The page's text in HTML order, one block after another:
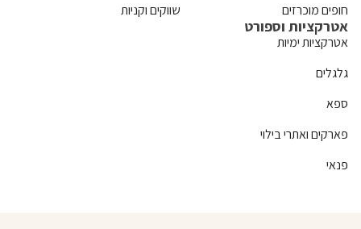
חופים מוכרזים
שווקים וקניות
אטרקציות וספורט
אטרקציות ימיות
גלגלים
ספא
פארקים ואתרי בילוי
פנאי